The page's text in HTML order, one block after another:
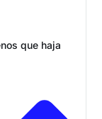
que haja